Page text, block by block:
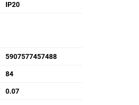
IP20
5907577457488
84
0.07